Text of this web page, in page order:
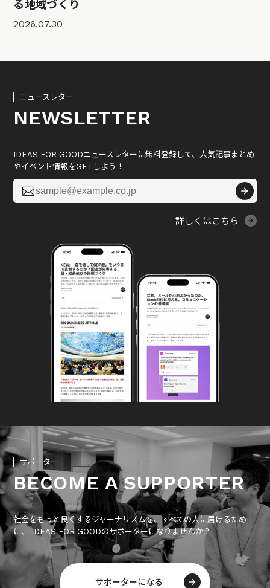
る地域づくり
2026.07.30
ニュースレター
NEWSLETTER
IDEAS FOR GOODニュースレターに無料登録して、人気記事まとめ
やイベント情報をGETしよう！

詳しくはこちら
サポーター
BECOME A SUPPORTER
社会をもっと良くするジャーナリズムを、すべての人に届けるため
に、 IDEAS FOR GOODのサポーターになりませんか？
サポーターになる